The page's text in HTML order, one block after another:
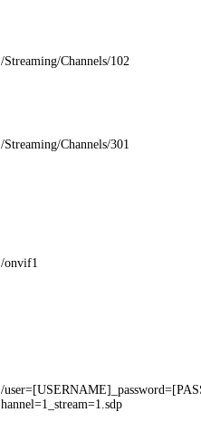
/Streaming/Channels/102
/Streaming/Channels/301
/onvif1
/
hannel=1_stream=1.sdp